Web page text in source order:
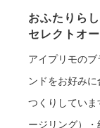
おふたりら
セレクトオ
アイプリモの
ンドをお好み
つくりしてい
ージリング）